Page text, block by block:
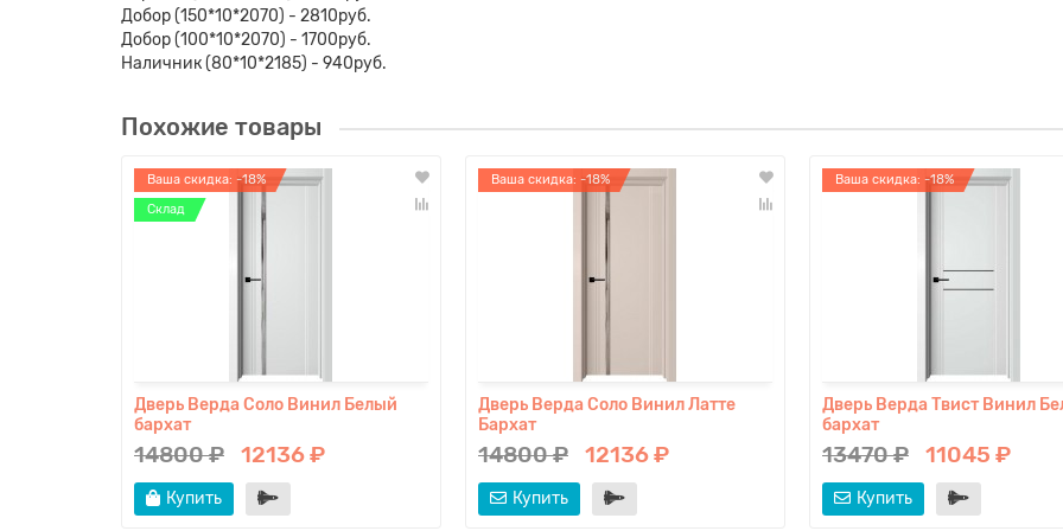
Добор (150*10*2070) - 2810руб.
Добор (100*10*2070) - 1700руб.
Наличник (80*10*2185) - 940руб.
Похожие товары
Ваша скидка: -18%
Склад
Дверь Верда Соло Винил Белый
бархат
14800 ₽ 12136 ₽
Купить
Ваша скидка: -18%
Дверь Верда Соло Винил Латте
Бархат
14800 ₽ 12136 ₽
Купить
Ваша скидка: -18%
Дверь Верда Твист Винил
бархат
13470 ₽ 11045 ₽
Купить